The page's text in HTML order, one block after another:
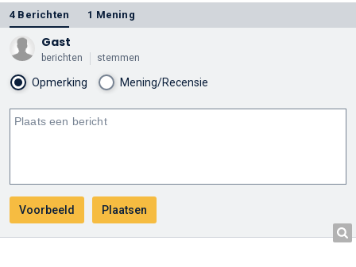
4 Berichten 1 Mening
Gast
berichten stemmen
Opmerking Mening/Recensie